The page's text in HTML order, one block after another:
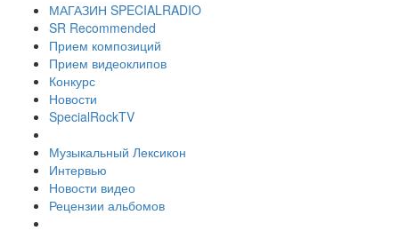
МАГАЗИН SPECIALRADIO
SR Recommended
Прием композиций
Прием видеоклипов
Конкурс
Новости
SpecialRockTV
Музыкальный Лексикон
Интервью
Новости видео
Рецензии альбомов